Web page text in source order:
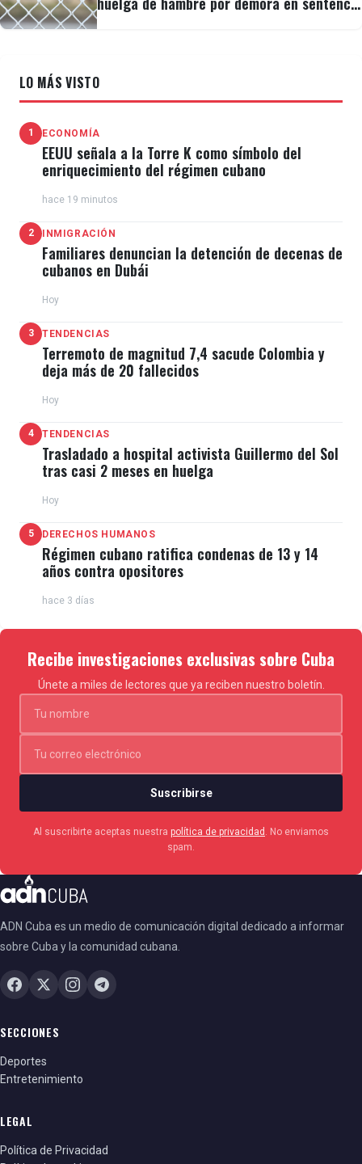
LO MÁS VISTO
1 ECONOMÍA
EEUU señala a la Torre K como símbolo del
enriquecimiento del régimen cubano
hace 19 minutos
2 INMIGRACIÓN
Familiares denuncian la detención de decenas de
cubanos en Dubái
Hoy
3 TENDENCIAS
Terremoto de magnitud 7,4 sacude Colombia y
deja más de 20 fallecidos
Hoy
4 TENDENCIAS
Trasladado a hospital activista Guillermo del Sol
tras casi 2 meses en huelga
Hoy
5 DERECHOS HUMANOS
Régimen cubano ratifica condenas de 13 y 14
años contra opositores
hace 3 días
Recibe investigaciones exclusivas sobre Cuba
Únete a miles de lectores que ya reciben nuestro boletín.
Suscribirse
Al suscribirte aceptas nuestra política de privacidad
. No enviamos
spam.
ADN Cuba es un medio de comunicación digital dedicado a informar
sobre Cuba y la comunidad cubana.
SECCIONES
Deportes
Entretenimiento
LEGAL
Política de Privacidad